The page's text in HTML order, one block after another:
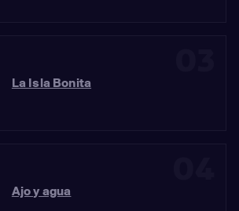
La Isla Bonita
Ajo y agua